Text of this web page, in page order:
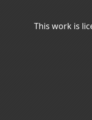
This work is